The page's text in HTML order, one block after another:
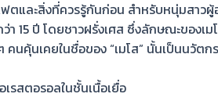
ฟตและสิ่งที่ควรรู้กันก่อน สำหรับหนุ่มสาว
15 ปี โดยชาวฝรั่งเศส ซึ่งลักษณะของเ
คนคุ้นเคยในชื่อของ“เมโส” นั้นเป็นนวัตก
รสตอรอลในชั้นเนื้อเยื่อ